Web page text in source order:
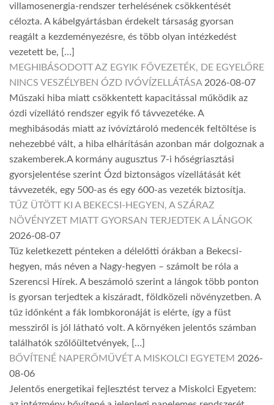
villamosenergia-rendszer terhelésének csökkentését
célozta. A kábelgyártásban érdekelt társaság gyorsan
reagált a kezdeményezésre, és több olyan intézkedést
vezetett be, […]
MEGHIBÁSODOTT AZ EGYIK FŐVEZETÉK, DE EGYELŐRE
NINCS VESZÉLYBEN ÓZD IVÓVÍZELLÁTÁSA 2026-08-07
Műszaki hiba miatt csökkentett kapacitással működik az
ózdi vízellátó rendszer egyik fő távvezetéke. A
meghibásodás miatt az ivóvíztároló medencék feltöltése is
nehezebbé vált, a hiba elhárításán azonban már dolgoznak a
szakemberek.A kormány augusztus 7-i hőségriasztási
gyorsjelentése szerint Ózd biztonságos vízellátását két
távvezeték, egy 500-as és egy 600-as vezeték biztosítja.
TŰZ ÜTÖTT KI A BEKECSI-HEGYEN, A SZÁRAZ
NÖVÉNYZET MIATT GYORSAN TERJEDTEK A LÁNGOK
2026-08-07
Tűz keletkezett pénteken a délelőtti órákban a Bekecsi-
hegyen, más néven a Nagy-hegyen – számolt be róla a
Szerencsi Hírek. A beszámoló szerint a lángok több ponton
is gyorsan terjedtek a kiszáradt, földközeli növényzetben. A
tűz időnként a fák lombkoronáját is elérte, így a füst
messziről is jól látható volt. A környéken jelentős számban
találhatók szőlőültetvények, […]
BŐVÍTENÉ NAPERŐMŰVÉT A MISKOLCI EGYETEM 2026-
08-06
Jelentős energetikai fejlesztést tervez a Miskolci Egyetem: